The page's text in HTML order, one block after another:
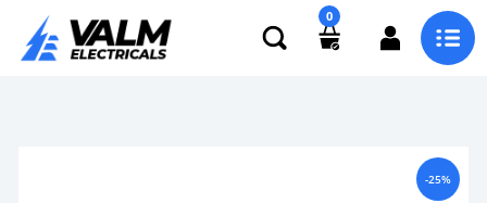
0
-25%